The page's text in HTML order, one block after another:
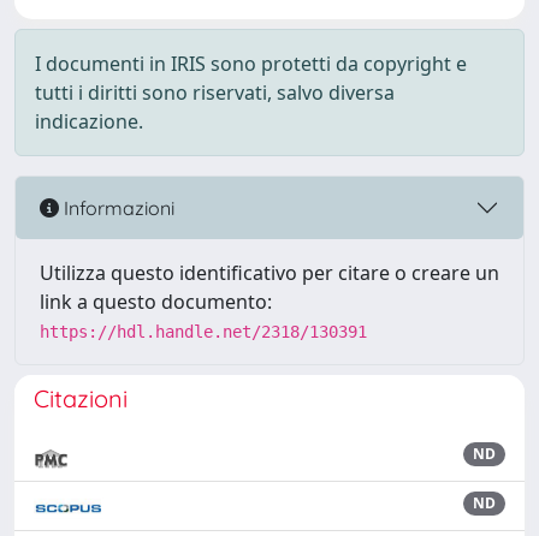
I documenti in IRIS sono protetti da copyright e
tutti i diritti sono riservati, salvo diversa
indicazione.
Informazioni
Utilizza questo identificativo per citare o creare un
link a questo documento:
https://hdl.handle.net/2318/130391
Citazioni
ND
ND